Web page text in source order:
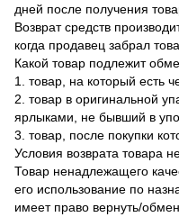
дней после получения
Возврат средств
когда продавец забрал
Какой товар подлежит
1. товар, на который есть
2. товар в оригинальной
ярлыками, не бывший в
3. товар, после покупки
Условия возврата товара
Товар ненадлежащего
его использование по
имеет право вернуть/